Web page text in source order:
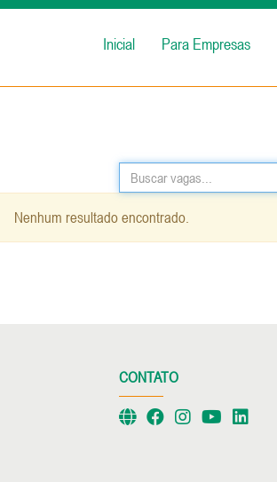
Inicial Para Empresas
Nenhum resultado encontrado.
CONTATO